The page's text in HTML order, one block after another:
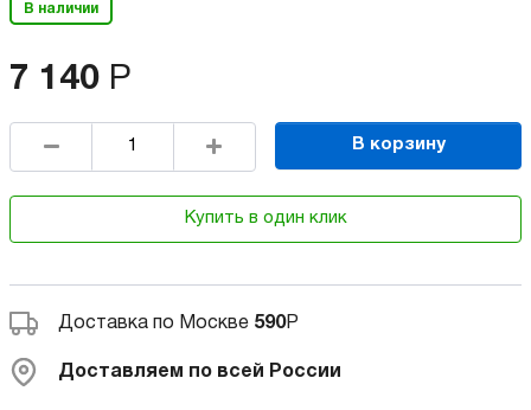
В наличии
7 140 Р
В корзину
Купить в один клик
Доставка по Москве 590Р
Доставляем по всей России